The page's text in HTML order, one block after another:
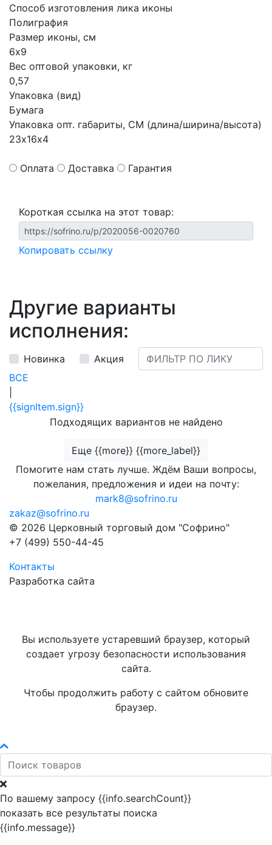
Способ изготовления лика иконы
Полиграфия
Размер иконы, см
6х9
Вес оптовой упаковки, кг
0,57
Упаковка (вид)
Бумага
Упаковка опт. габариты, СМ (длина/ширина/высота)
23х16х4
Оплата Доставка Гарантия
Короткая ссылка на этот товар:
Копировать ссылку
Другие варианты
исполнения:
Новинка
Акция
ВСЕ
{{signItem.sign}}
Подходящих вариантов не найдено
Еще {{more}} {{more_label}}
Помогите нам стать лучше. Ждём Ваши вопросы,
пожелания, предложения и идеи на почту:
mark8@sofrino.ru
zakaz@sofrino.ru
© 2026 Церковный торговый дом "Софрино"
+7 (499) 550-44-45
Контакты
Разработка сайта
Вы используете устаревший браузер, который
создает угрозу безопасности использования
сайта.
Чтобы продолжить работу с сайтом обновите
браузер.
По вашему запросу {{info.searchCount}}
показать все результаты поиска
{{info.message}}